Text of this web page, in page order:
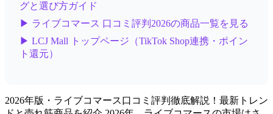
グと選び方ガイド
▶ ライブコマース 口コミ評判2026の商品一覧を見る
▶ LCJ Mall トップページ（TikTok Shop連携・ポイン
ト還元）
2026年版・ライブコマース口コミ評判徹底解説！最新トレン